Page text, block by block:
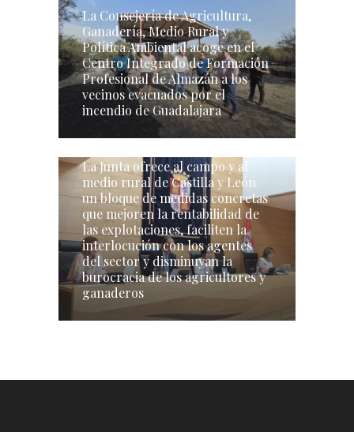
La Consejería de Agricultura,
Ganadería, Medio Rural y
Política Ambiental acoge en el
Centro Integrado de Formación
Profesional de Almazán a los
vecinos evacuados por el
incendio de Guadalajara
La Junta ofrece al campo y al
medio rural de Castilla y León
un bloque de medidas concretas
que mejoren la rentabilidad de
las explotaciones, faciliten la
interlocución con los agentes
del sector y disminuyan la
burocracia de los agricultores y
ganaderos